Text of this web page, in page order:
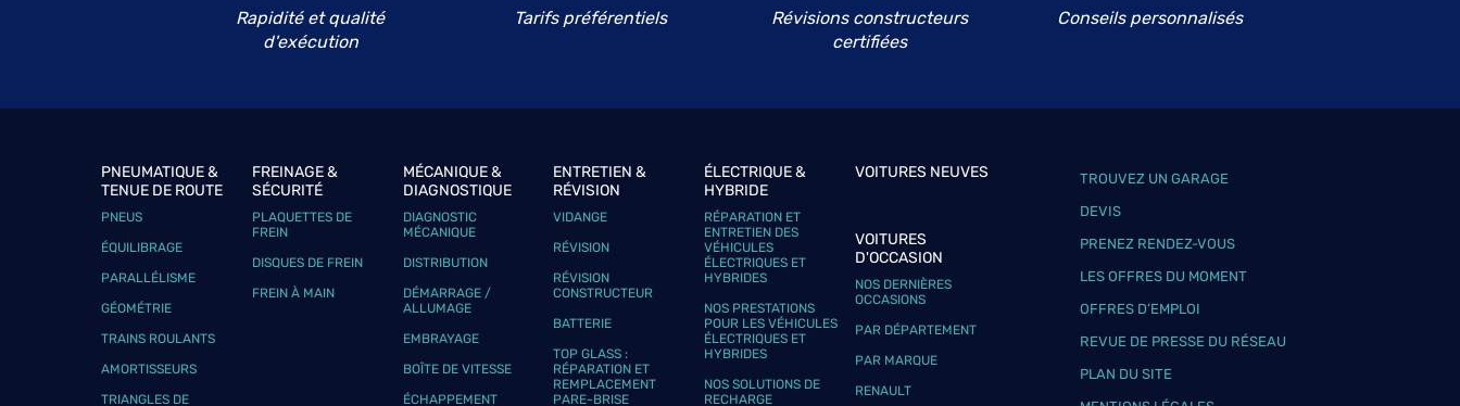
Téléphone
13.26
km
35520 MONTREUIL LE GAST
Fermé aujourd'hui
Téléphone
Voir plus
13.63
km
GARAGE NOGUES
35750 IFFENDIC
Ouvert 08:00 - 12:30 et 14:00 - 18:00
Rapidité et qualité
d'exécution
Tarifs préférentiels
Révisions constructeurs
certifiées
Conseils personnalisés
PNEUMATIQUE &
TENUE DE ROUTE
PNEUS
ÉQUILIBRAGE
PARALLÉLISME
GÉOMÉTRIE
TRAINS ROULANTS
AMORTISSEURS
TRIANGLES DE
FREINAGE &
SÉCURITÉ
PLAQUETTES DE
FREIN
DISQUES DE FREIN
FREIN À MAIN
MÉCANIQUE &
DIAGNOSTIQUE
DIAGNOSTIC
MÉCANIQUE
DISTRIBUTION
DÉMARRAGE /
ALLUMAGE
EMBRAYAGE
BOÎTE DE VITESSE
ÉCHAPPEMENT
ENTRETIEN &
RÉVISION
VIDANGE
RÉVISION
RÉVISION
CONSTRUCTEUR
BATTERIE
TOP GLASS :
RÉPARATION ET
REMPLACEMENT
PARE-BRISE
ÉLECTRIQUE &
HYBRIDE
RÉPARATION ET
ENTRETIEN DES
VÉHICULES
ÉLECTRIQUES ET
HYBRIDES
NOS PRESTATIONS
POUR LES VÉHICULES
ÉLECTRIQUES ET
HYBRIDES
NOS SOLUTIONS DE
RECHARGE
VOITURES NEUVES
VOITURES
D'OCCASION
NOS DERNIÈRES
OCCASIONS
PAR DÉPARTEMENT
PAR MARQUE
RENAULT
TROUVEZ UN GARAGE
DEVIS
PRENEZ RENDEZ-VOUS
LES OFFRES DU MOMENT
OFFRES D’EMPLOI
REVUE DE PRESSE DU RÉSEAU
PLAN DU SITE